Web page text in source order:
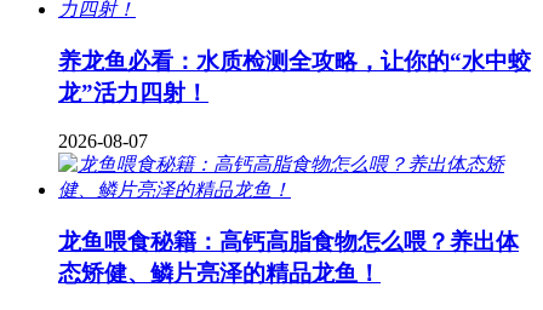
养龙鱼必看：水质检测全攻略，让你的“水中蛟
龙”活力四射！
2026-08-07
龙鱼喂食秘籍：高钙高脂食物怎么喂？养出体
态矫健、鳞片亮泽的精品龙鱼！